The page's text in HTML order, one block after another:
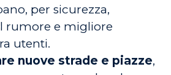
per sicurezza,
rumore e migliore
utenti.
nuove strade e piazze,